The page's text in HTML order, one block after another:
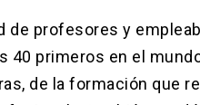
de profesores y
primeros en el
de la formación que